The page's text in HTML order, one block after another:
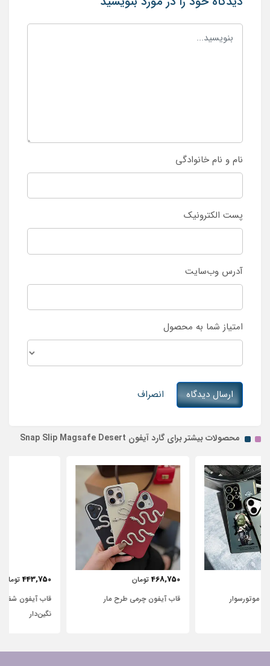
نام و نام خانوادگی
پست الکترونیک
آدرس وب‌سایت
امتیاز شما به محصول
ارسال دیدگاه انصراف
محصولات بیشتر برای گارد آیفون Snap Slip Magsafe Desert
قاب آیفون چرمی طرح مار
قاب آیفون شفاف با پاپیون سفید و